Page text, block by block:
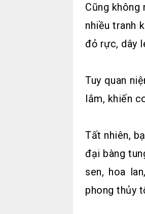
Cũng
nhiều tranh
đỏ rực, dây
Tuy quan
lắm, khiến
Tất nhiên,
đại bàng
sen, hoa
phong thủy